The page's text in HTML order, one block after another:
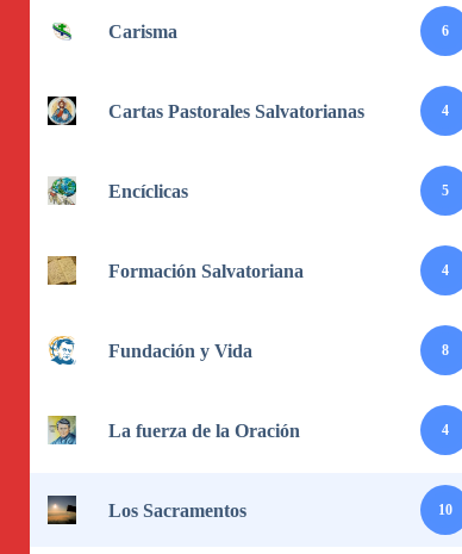
Carisma 6
Cartas Pastorales Salvatorianas 4
Encíclicas 5
Formación Salvatoriana 4
Fundación y Vida 8
La fuerza de la Oración 4
Los Sacramentos 10